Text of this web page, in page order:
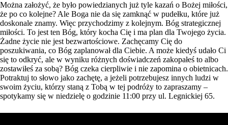
Można założyć, że było powiedzianych już tyle kazań o Bożej miłości,
że po co kolejne? Ale Boga nie da się zamknąć w pudełku, które już
doskonale znamy. Więc przychodzimy z kolejnym. Bóg strategicznej
miłości. To jest ten Bóg, który kocha Cię i ma plan dla Twojego życia.
Żadne życie nie jest bezwartościowe. Zachęcamy Cię do
poszukiwania, co Bóg zaplanował dla Ciebie. A może kiedyś udało Ci
się to odkryć, ale w wyniku różnych doświadczeń zakopałeś to albo
zostawiłeś za sobą? Bóg czeka cierpliwie i nie zapomina o obietnicach.
Potraktuj to słowo jako zachętę, a jeżeli potrzebujesz innych ludzi w
swoim życiu, którzy staną z Tobą w tej podróży to zapraszamy –
spotykamy się w niedzielę o godzinie 11:00 przy ul. Legnickiej 65.